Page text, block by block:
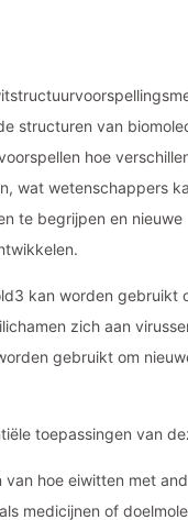
structuren van
hoe
wat wetenschappers
te begrijpen en nieuwe
kan worden gebruikt
zich aan
gebruikt om
toepassingen van
van hoe eiwitten met
medicijnen of